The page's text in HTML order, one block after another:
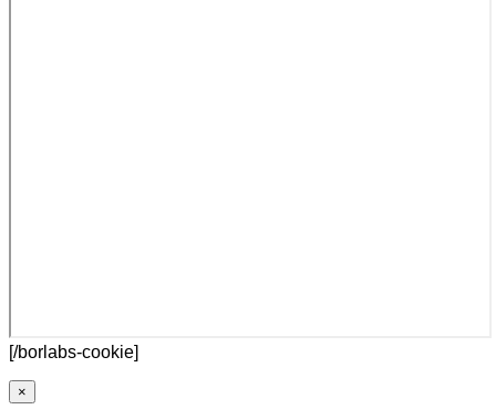
[/borlabs-cookie]
×